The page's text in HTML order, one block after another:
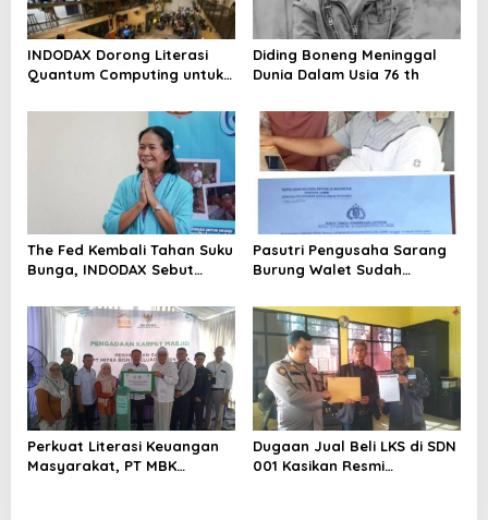
INDODAX Dorong Literasi
Quantum Computing untuk
Blockchain
Diding Boneng Meninggal
Dunia Dalam Usia 76 th
The Fed Kembali Tahan Suku
Bunga, INDODAX Sebut
Sentimen Pasar
Pasutri Pengusaha Sarang
Burung Walet Sudah
Pelapor Desak Polda Jambi
Segera Lakukan Penahanan
Perkuat Literasi Keuangan
Masyarakat, PT MBK
Dugaan Jual Beli LKS di SDN
001 Kasikan Resmi